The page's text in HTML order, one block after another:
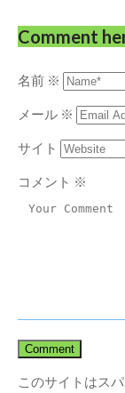
Comment
名前 ※
メール ※
サイト
コメント ※
このサイトはス